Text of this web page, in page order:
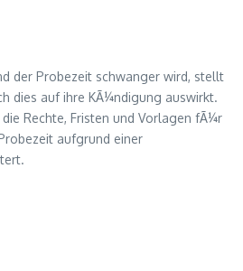
der Probezeit schwanger wird, stellt
dies auf ihre KÃ¼ndigung auswirkt.
Rechte, Fristen und Vorlagen fÃ¼r
aufgrund einer